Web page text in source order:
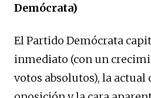
Demócrata)
El Partido Demócrata
inmediato (con un
votos absolutos), la actual